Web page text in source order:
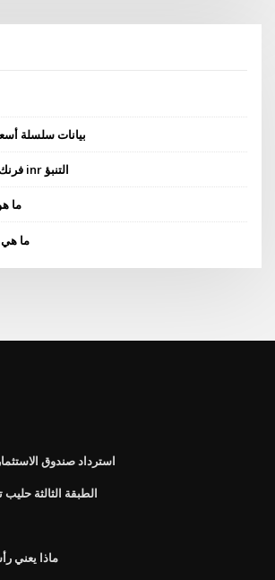
بيانات سلسلة
فرنك سويسري إلى معدل inr التنبؤ
ما
ما هي
استرداد صندوق
الطبقة الثالثة
ماذا يعني